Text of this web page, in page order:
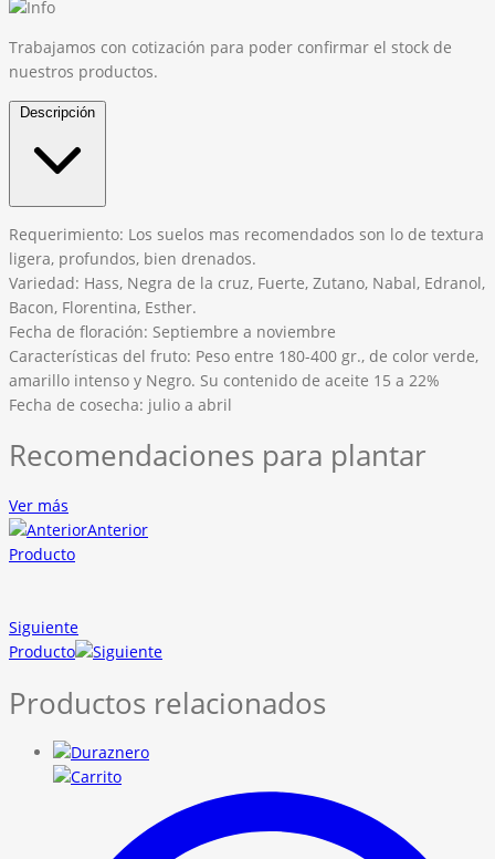
Trabajamos con cotización para poder confirmar el stock de
nuestros productos.
Descripción
Requerimiento: Los suelos mas recomendados son lo de textura
ligera, profundos, bien drenados.
Variedad: Hass, Negra de la cruz, Fuerte, Zutano, Nabal, Edranol,
Bacon, Florentina, Esther.
Fecha de floración: Septiembre a noviembre
Características del fruto: Peso entre 180-400 gr., de color verde,
amarillo intenso y Negro. Su contenido de aceite 15 a 22%
Fecha de cosecha: julio a abril
Recomendaciones para plantar
Ver más
Anterior
Producto
Siguiente
Producto
Productos relacionados